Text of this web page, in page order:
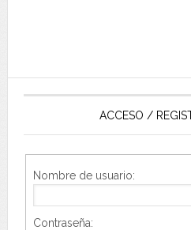
ACCESO /
Nombre de usuario:
Contraseña: